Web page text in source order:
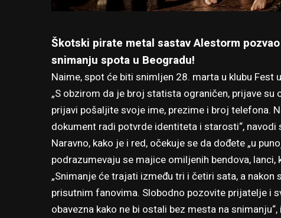
Škotski pirate metal sastav Alestorm
snimanju spota u Beogradu!
Naime, spot će biti snimljen 28. marta u klubu Fest
„S obzirom da je broj statista ograničen, prijave su
prijavi pošaljite svoje ime, prezime i broj telefona.
dokument radi potvrde identiteta i starosti“, navodi
Naravno, kako je i red, očekuje se da dođete „u
podrazumevaju se majice omiljenih bendova, lanci,
„Snimanje će trajati između tri i četiri sata, a
prisutnim fanovima. Slobodno pozovite prijatelje i
obavezna kako ne bi ostali bez mesta na